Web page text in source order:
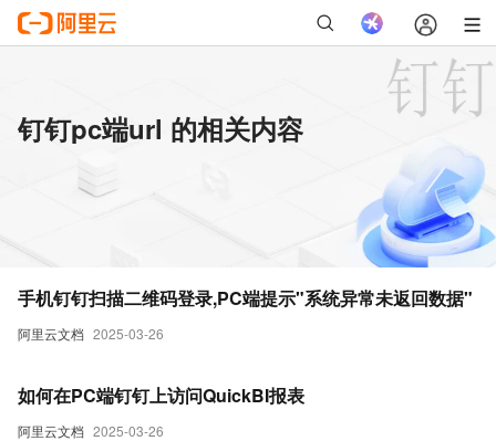
钉钉pc端url 的相关内容
阿里云文档 2025-03-26
手机钉钉扫描二维码登录,PC端提示"系统异常未返回数据"
阿里云文档 2025-03-26
如何在PC端钉钉上访问QuickBI报表